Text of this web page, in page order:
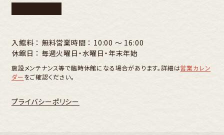
入館料 ： 無料営業時間 ： 10:00 〜 16:00
休館日 ： 毎週火曜日・水曜日・年末年始
施設メンテナンス等で臨時休館になる場合があります。詳細は営業カレン
ダーをご確認ください。
プライバシーポリシー